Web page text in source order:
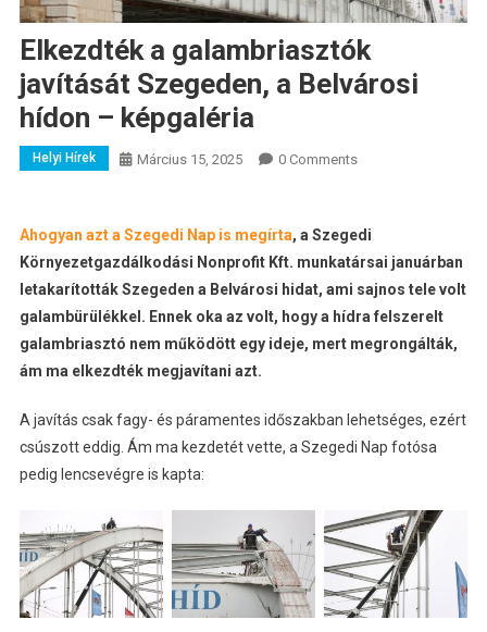
Elkezdték a galambriasztók
javítását Szegeden, a Belvárosi
hídon – képgaléria
Helyi Hírek Március 15, 2025 0 Comments
Ahogyan azt a Szegedi Nap is megírta, a Szegedi
Környezetgazdálkodási Nonprofit Kft. munkatársai januárban
letakarították Szegeden a Belvárosi hidat, ami sajnos tele volt
galambürülékkel. Ennek oka az volt, hogy a hídra felszerelt
galambriasztó nem működött egy ideje, mert megrongálták,
ám ma elkezdték megjavítani azt.
A javítás csak fagy- és páramentes időszakban lehetséges, ezért
csúszott eddig. Ám ma kezdetét vette, a Szegedi Nap fotósa
pedig lencsevégre is kapta: